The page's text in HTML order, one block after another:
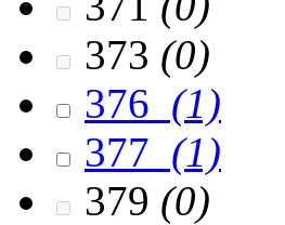
373 (0)
376 (1)
377 (1)
379 (0)